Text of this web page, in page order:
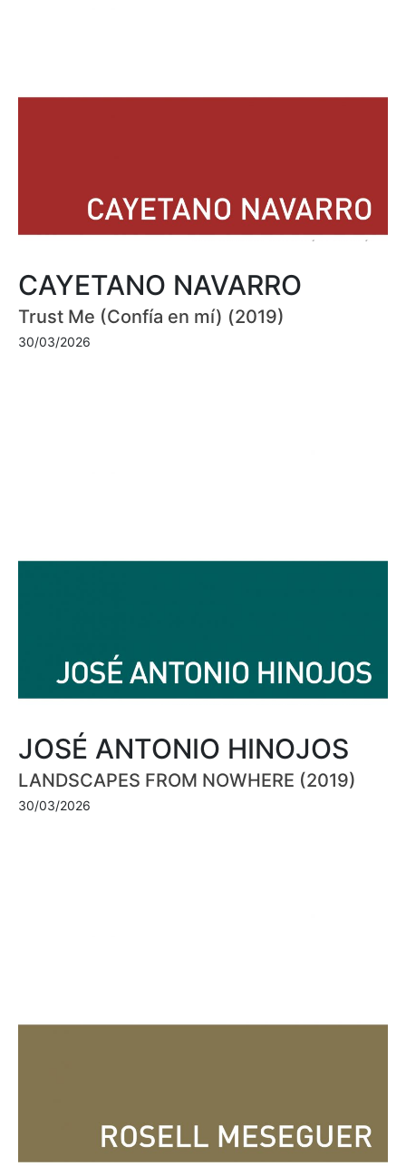
CAYETANO NAVARRO
Trust Me (Confía en mí) (2019)
30/03/2026
JOSÉ ANTONIO HINOJOS
LANDSCAPES FROM NOWHERE (2019)
30/03/2026